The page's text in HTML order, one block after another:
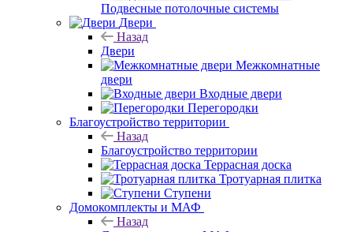
Подвесные потолочные системы
Двери
Назад
Двери
Межкомнатные
двери
Входные двери
Перегородки
Благоустройство территории
Назад
Благоустройство территории
Террасная доска
Тротуарная плитка
Ступени
Домокомплекты и МАФ
Назад